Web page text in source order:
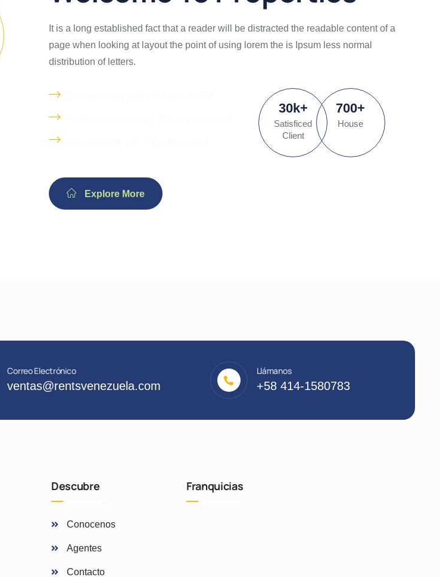
It is a long established fact that a reader will be distracted the readable content of a
page when looking at layout the point of using lorem the is Ipsum less normal
distribution of letters.
30k+
Satisficed
Client
700+
House
Explore More
Correo Electrónico
ventas@rentsvenezuela.com
Llámanos
+58 414-1580783
Descubre
Conocenos
Agentes
Contacto
Franquicias